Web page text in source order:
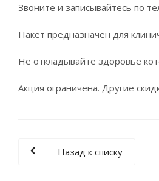
Звоните и записывайтесь по
Пакет предназначен для
Не откладывайте здоровье
Акция ограничена. Другие
Назад к списку